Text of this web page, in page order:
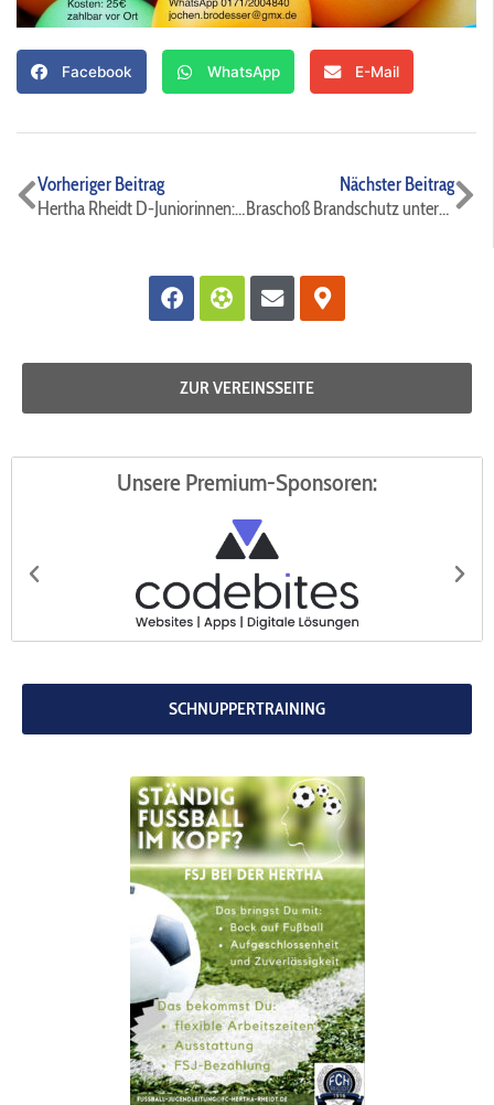
Facebook WhatsApp E-Mail
Zurück
Vorheriger Beitrag
Hertha Rheidt D-Juniorinnen: Neu ausgestattet ins Spitzenspiel
Nächster Beitrag
Braschoß Brandschutz unterstützt erneut die Fußballjugend-Abteilung
Facebook
FutbolEnvelope
Map-
marker-
alt
ZUR VEREINSSEITE
Unsere Premium-Sponsoren:
SCHNUPPERTRAINING